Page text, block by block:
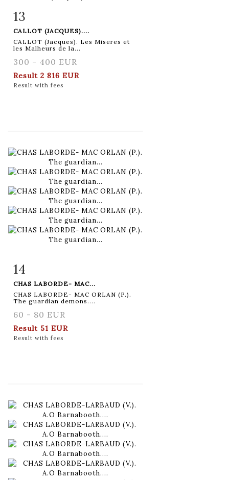
Item detail
13
CALLOT (JACQUES)....
CALLOT (Jacques). Les Miseres et
les Malheurs de la...
300 - 400 EUR
Result 2 816 EUR
Result with fees
14
CHAS LABORDE- MAC...
CHAS LABORDE- MAC ORLAN (P.).
The guardian demons....
60 - 80 EUR
Result 51 EUR
Result with fees